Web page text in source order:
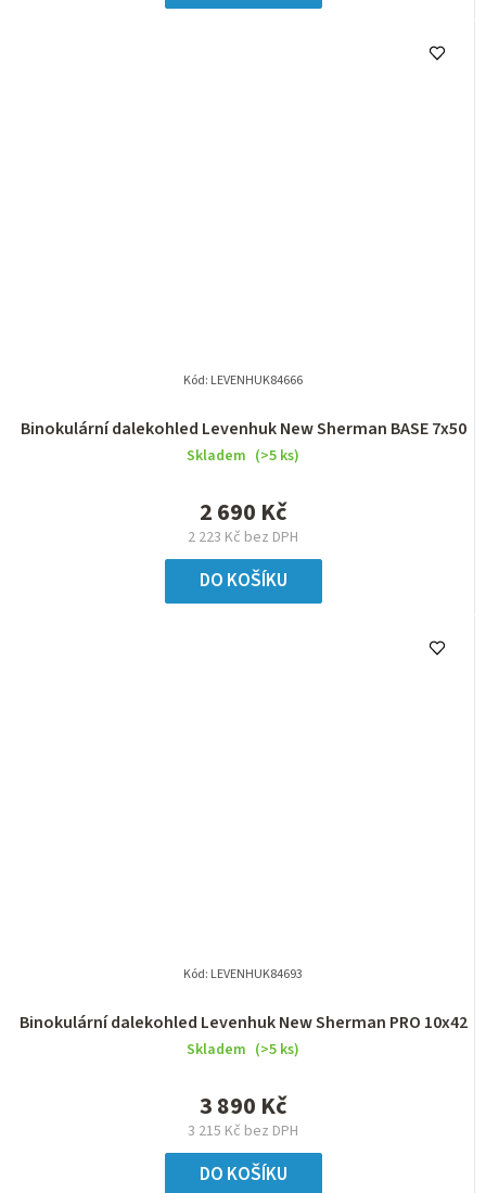
Binokulární dalekohled Levenhuk New Sherman BASE 7x50
Skladem (>5 ks)
2 223 Kč bez DPH
2 690 Kč
DO KOŠÍKU
Kód: LEVENHUK84666
Binokulární dalekohled Levenhuk New Sherman PRO 10x42
Skladem (>5 ks)
3 215 Kč bez DPH
3 890 Kč
DO KOŠÍKU
Kód: LEVENHUK84693